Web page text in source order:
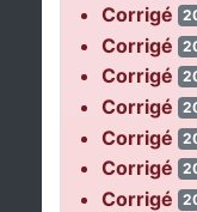
Corrigé
Corrigé
Corrigé
Corrigé
Corrigé
Corrigé
Corrigé